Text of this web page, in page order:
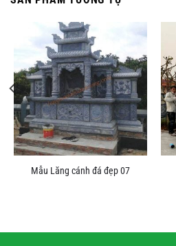
Mẫu Lăng cánh đá đẹp 07